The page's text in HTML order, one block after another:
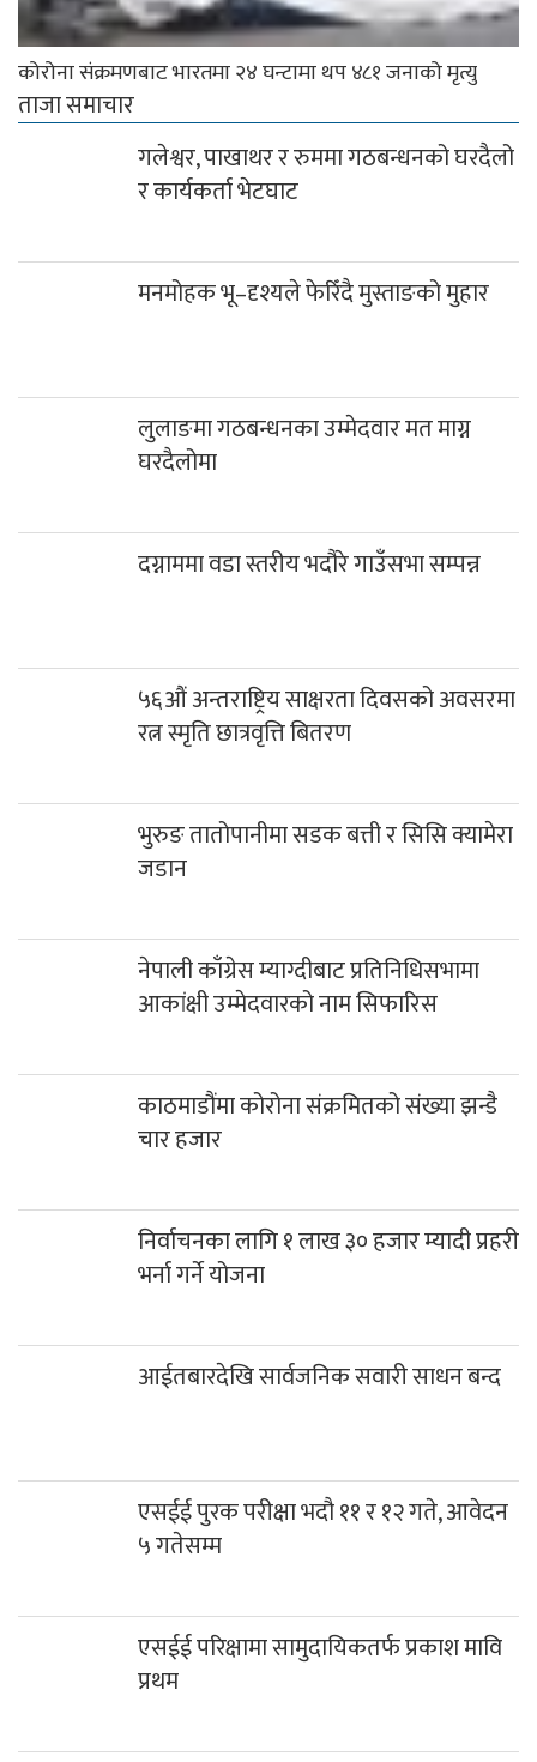
कोरोना संक्रमणबाट भारतमा २४ घन्टामा थप ४८१ जनाको मृत्यु
ताजा समाचार
गलेश्वर, पाखाथर र रुममा गठबन्धनको घरदैलो
र कार्यकर्ता भेटघाट
मनमोहक भू–दृश्यले फेरिँदै मुस्ताङको मुहार
लुलाङमा गठबन्धनका उम्मेदवार मत माग्न
घरदैलोमा
दग्नाममा वडा स्तरीय भदौरे गाउँसभा सम्पन्न
५६औं अन्तराष्ट्रिय साक्षरता दिवसको अवसरमा
रत्न स्मृति छात्रवृत्ति बितरण
भुरुङ तातोपानीमा सडक बत्ती र सिसि क्यामेरा
जडान
नेपाली काँग्रेस म्याग्दीबाट प्रतिनिधिसभामा
आकांक्षी उम्मेदवारको नाम सिफारिस
काठमाडौंमा कोरोना संक्रमितको संख्या झन्डै
चार हजार
निर्वाचनका लागि १ लाख ३० हजार म्यादी प्रहरी
भर्ना गर्ने योजना
आईतबारदेखि सार्वजनिक सवारी साधन बन्द
एसईई पुरक परीक्षा भदौ ११ र १२ गते, आवेदन
५ गतेसम्म
एसईई परिक्षामा सामुदायिकतर्फ प्रकाश मावि
प्रथम